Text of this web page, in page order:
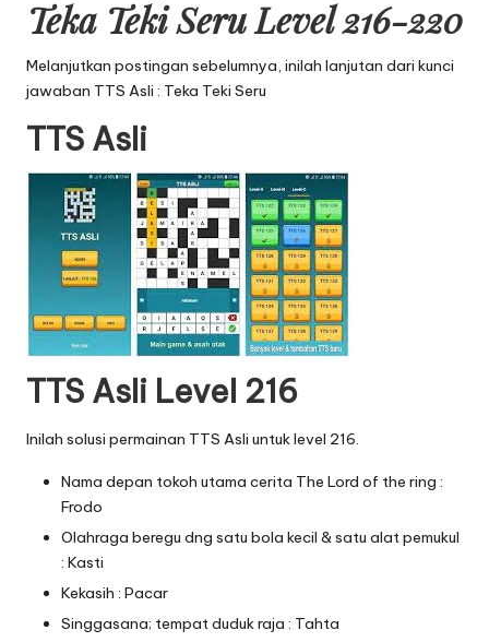
Teka Teki Seru Level 216-220
Melanjutkan postingan sebelumnya, inilah lanjutan dari kunci
jawaban TTS Asli : Teka Teki Seru
TTS Asli
TTS Asli Level 216
Inilah solusi permainan TTS Asli untuk level 216.
Nama depan tokoh utama cerita The Lord of the ring :
Frodo
Olahraga beregu dng satu bola kecil & satu alat pemukul
: Kasti
Kekasih : Pacar
Singgasana; tempat duduk raja : Tahta